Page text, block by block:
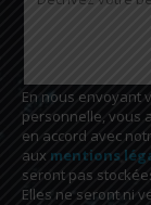
En nous envoyant
personnelle, vous
en accord avec
aux mentions
seront pas
Elles ne seront ni